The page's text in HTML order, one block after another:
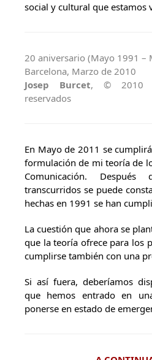
social y cultural que estamos
20 aniversario (Mayo 1991 –
Barcelona, Marzo de 2010
Josep Burcet, © 2010
reservados
En Mayo de 2011 se
formulación de mi teoría de
Comunicación.
transcurridos se puede
hechas en 1991 se han
La cuestión que ahora se
que la teoría ofrece para los
cumplirse también con una
Si así fuera, deberíamos
que hemos entrado en
ponerse en estado de